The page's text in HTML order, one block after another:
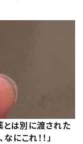
は別に渡された
にこれ！！」